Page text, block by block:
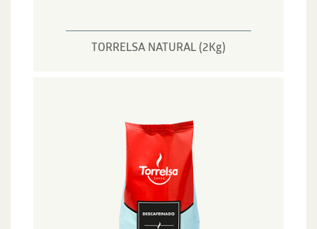
TORRELSA NATURAL (2Kg)